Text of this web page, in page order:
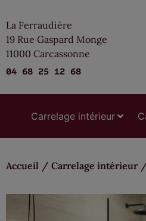
La Ferraudière
19 Rue Gaspard Monge
11000 Carcassonne
04 68 25 12 68
Carrelage intérieur
Accueil / Carrelage intérieur